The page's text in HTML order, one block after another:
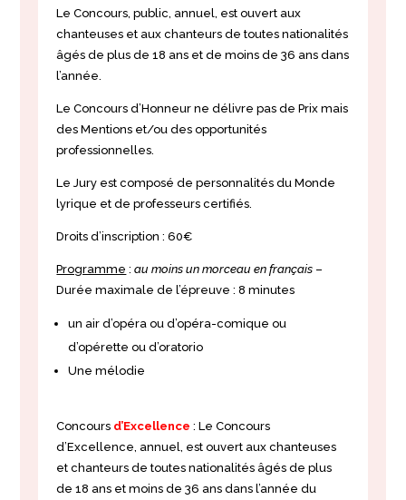
Le Concours, public, annuel, est ouvert aux
chanteuses et aux chanteurs de toutes nationalités
âgés de plus de 18 ans et de moins de 36 ans dans
l’année.
Le Concours d’Honneur ne délivre pas de Prix mais
des Mentions et/ou des opportunités
professionnelles.
Le Jury est composé de personnalités du Monde
lyrique et de professeurs certifiés.
Droits d’inscription : 60€
Programme : au moins un morceau en français –
Durée maximale de l’épreuve : 8 minutes
un air d’opéra ou d’opéra-comique ou
d’opérette ou d’oratorio
Une mélodie
Concours d’Excellence : Le Concours
d’Excellence, annuel, est ouvert aux chanteuses
et chanteurs de toutes nationalités âgés de plus
de 18 ans et moins de 36 ans dans l’année du